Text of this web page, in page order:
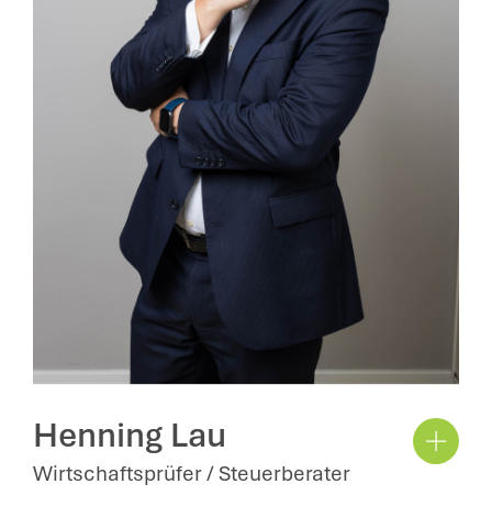
Henning Lau
Wirtschaftsprüfer / Steuerberater